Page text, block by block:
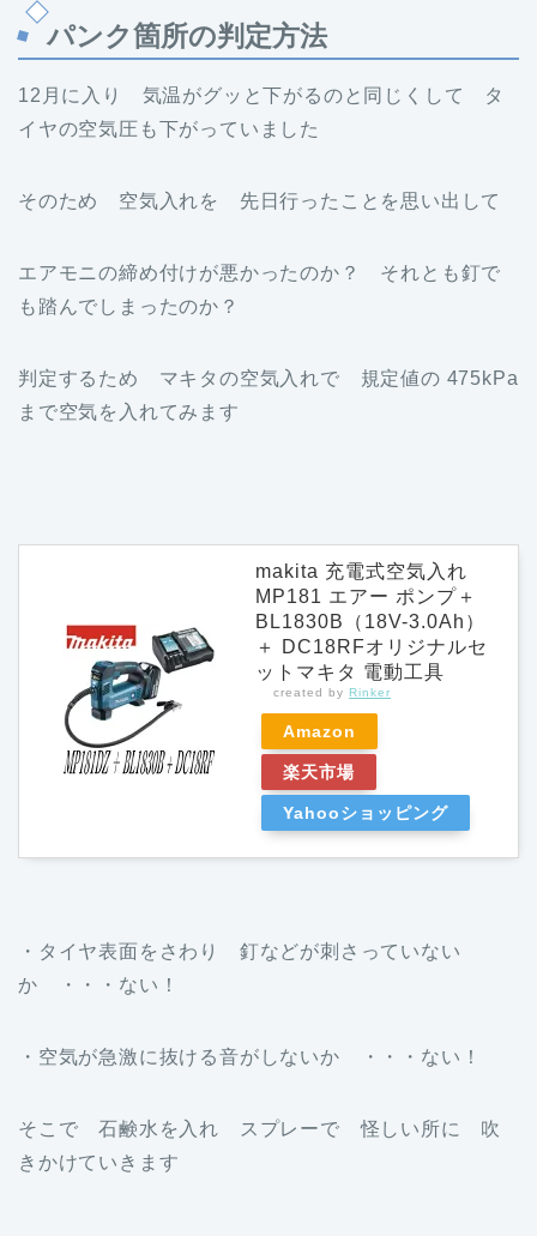
パンク箇所の判定方法
12月に入り 気温がグッと下がるのと同じくして タ
イヤの空気圧も下がっていました
そのため 空気入れを 先日行ったことを思い出して
エアモニの締め付けが悪かったのか？ それとも釘で
も踏んでしまったのか？
判定するため マキタの空気入れで 規定値の 475kPa
まで空気を入れてみます
makita 充電式空気入れ
MP181 エアー ポンプ＋
BL1830B（18V-3.0Ah）
＋ DC18RFオリジナルセ
ットマキタ 電動工具
created by Rinker
Amazon
楽天市場
Yahooショッピング
・タイヤ表面をさわり 釘などが刺さっていない
か ・・・ない！
・空気が急激に抜ける音がしないか ・・・ない！
そこで 石鹸水を入れ スプレーで 怪しい所に 吹
きかけていきます